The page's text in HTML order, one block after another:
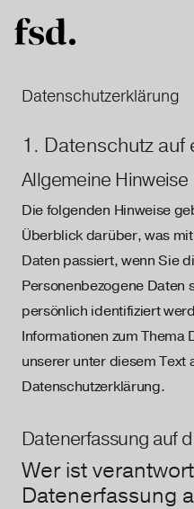
Datenschutzerklärung
1. Datenschutz auf
Allgemeine Hinweise
Die folgenden Hinweise
Überblick darüber, was
Daten passiert, wenn Sie
Personenbezogene Daten
persönlich identifiziert
Informationen zum Thema
unserer unter diesem Text
Datenschutzerklärung.
Datenerfassung auf
Wer ist
Datenerfassung